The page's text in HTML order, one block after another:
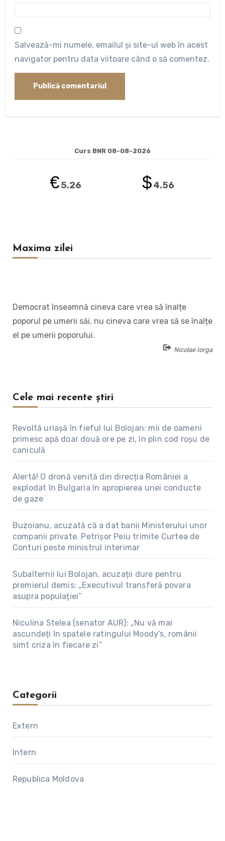
Salvează-mi numele, emailul și site-ul web în acest
navigator pentru data viitoare când o să comentez.
Curs BNR 08-08-2026
€5.26 $4.56
Maxima zilei
Democrat înseamnă cineva care vrea să înalțe
poporul pe umerii săi, nu cineva care vrea să se înalțe
el pe umerii poporului.
Nicolae Iorga
Cele mai recente știri
Revoltă uriașă în fieful lui Bolojan: mii de oameni
primesc apă doar două ore pe zi, în plin cod roșu de
caniculă
Alertă! O dronă venită din direcția României a
explodat în Bulgaria în apropierea unei conducte
de gaze
Buzoianu, acuzată că a dat banii Ministerului unor
companii private. Petrișor Peiu trimite Curtea de
Conturi peste ministrul interimar
Subalternii lui Bolojan, acuzații dure pentru
premierul demis: „Executivul transferă povara
asupra populației”
Niculina Stelea (senator AUR): „Nu vă mai
ascundeți în spatele ratingului Moody’s, românii
simt criza în fiecare zi”
Categorii
Extern
Intern
Republica Moldova